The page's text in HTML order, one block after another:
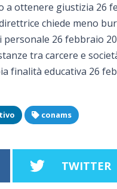
a ottenere giustizia 26
chiede meno
personale 26 febbraio
tra carcere e
finalità educativa 26
conams
TWITTER